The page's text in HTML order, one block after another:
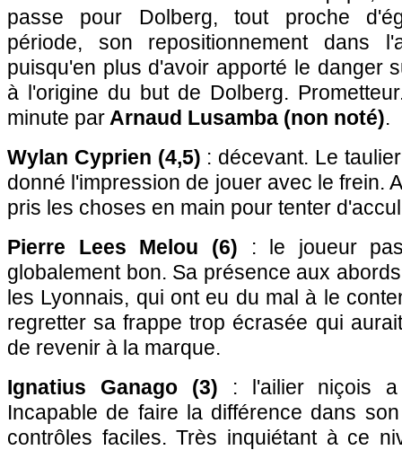
passe pour Dolberg, tout proche
période, son repositionnement dans
puisqu'en plus d'avoir apporté le danger
à l'origine du but de Dolberg.
minute par Arnaud Lusamba (non noté).
Wylan Cyprien (4,5) : décevant. Le
donné l'impression de jouer avec le frein.
pris les choses en main pour tenter
Pierre Lees Melou (6) : le joueur
globalement bon. Sa présence aux
les Lyonnais, qui ont eu du mal à le
regretter sa frappe trop écrasée qui
de revenir à la marque.
Ignatius Ganago (3) : l'ailier niçois a
Incapable de faire la différence dans
contrôles faciles. Très inquiétant à ce